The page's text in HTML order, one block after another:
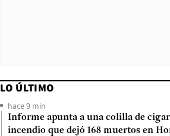
LO ÚLTIMO
hace 9 min
Informe apunta a una colilla de
incendio que dejó 168 muertos en